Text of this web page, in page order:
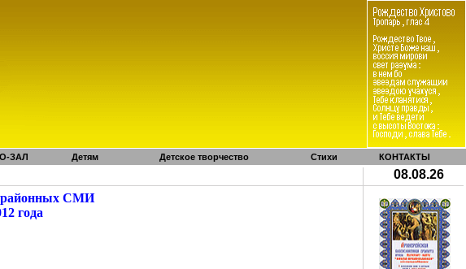
ЗАЛ Детям Детское творчество Стихи КОНТАКТЫ
08.08.26
районных СМИ
года